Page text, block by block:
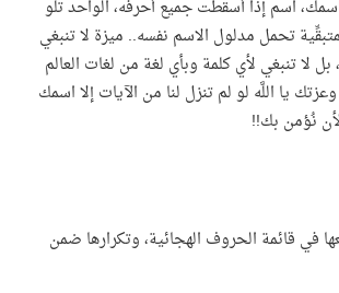
اسم إذا أسقطت جميع أحرفه، الواحد تلو
تحمل مدلول الاسم نفسه.. ميزة لا تنبغي
لا تنبغي لأي كلمة وبأي لغة من لغات العالم
يا اللَّه لو لم تنزل لنا من الآيات إلا اسمك
نُؤمن بك!!
في قائمة الحروف الهجائية، وتكرارها ضمن